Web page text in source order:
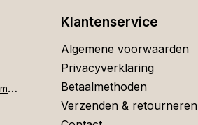
h
ome[at]stigter-tuinmeubelen.nl
Klantenservice
Algemene voorwaarden
Privacyverklaring
Betaalmethoden
Verzenden & retourneren